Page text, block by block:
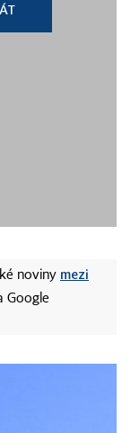
noviny mezi
Google